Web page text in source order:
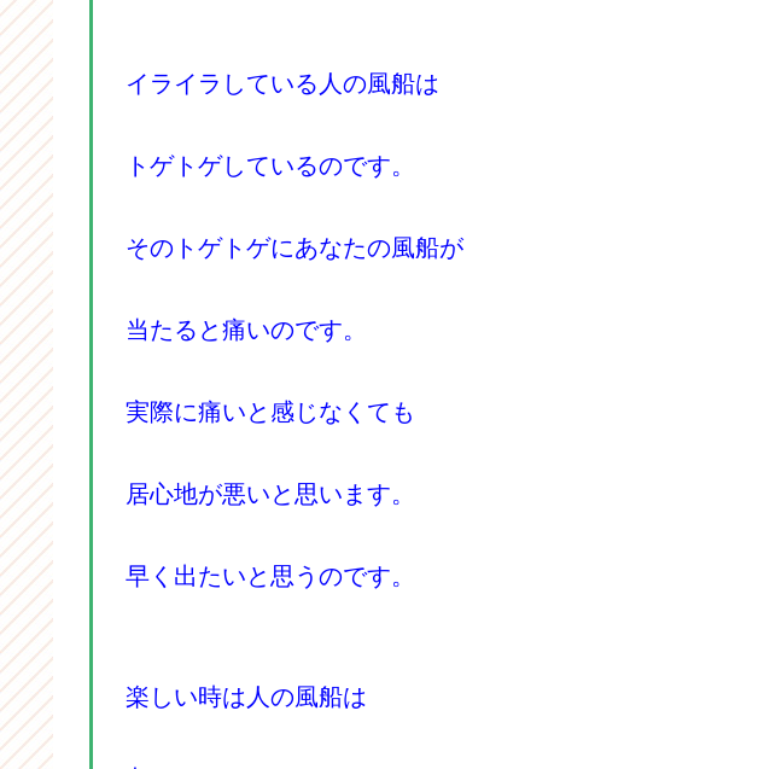
イライラしている人の風船は
トゲトゲしているのです。
そのトゲトゲにあなたの風船が
当たると痛いのです。
実際に痛いと感じなくても
居心地が悪いと思います。
早く出たいと思うのです。
楽しい時は人の風船は